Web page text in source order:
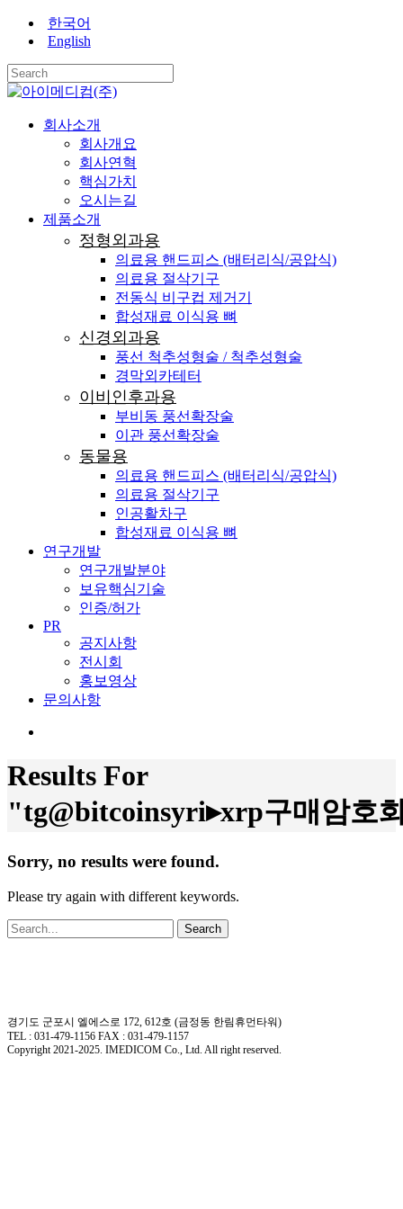
Skip
content
한국어
English
Close
search
Menu
회사소개
회사개요
회사연혁
핵심가치
오시는길
제품소개
정형외과용
의료용 핸드피스 (배터리식/공압식)
의료용 절삭기구
전동식 비구컵 제거기
합성재료 이식용 뼈
신경외과용
풍선 척추성형술 / 척추성형술
경막외카테터
이비인후과용
부비동 풍선확장술
이관 풍선확장술
동물용
의료용 핸드피스 (배터리식/공압식)
의료용 절삭기구
인공활차구
합성재료 이식용 뼈
연구개발
연구개발분야
보유핵심기술
인증/허가
PR
공지사항
전시회
홍보영상
문의사항
Results For
"tg@bitcoinsyri▸xrp구매암호
Sorry, no results were found.
Please try again with different keywords.
Search
경기도 군포시 엘에스로 172, 612호 (금정동 한림휴먼타워)
TEL : 031-479-1156 FAX : 031-479-1157
Copyright 2021-2025. IMEDICOM Co., Ltd. All right reserved.